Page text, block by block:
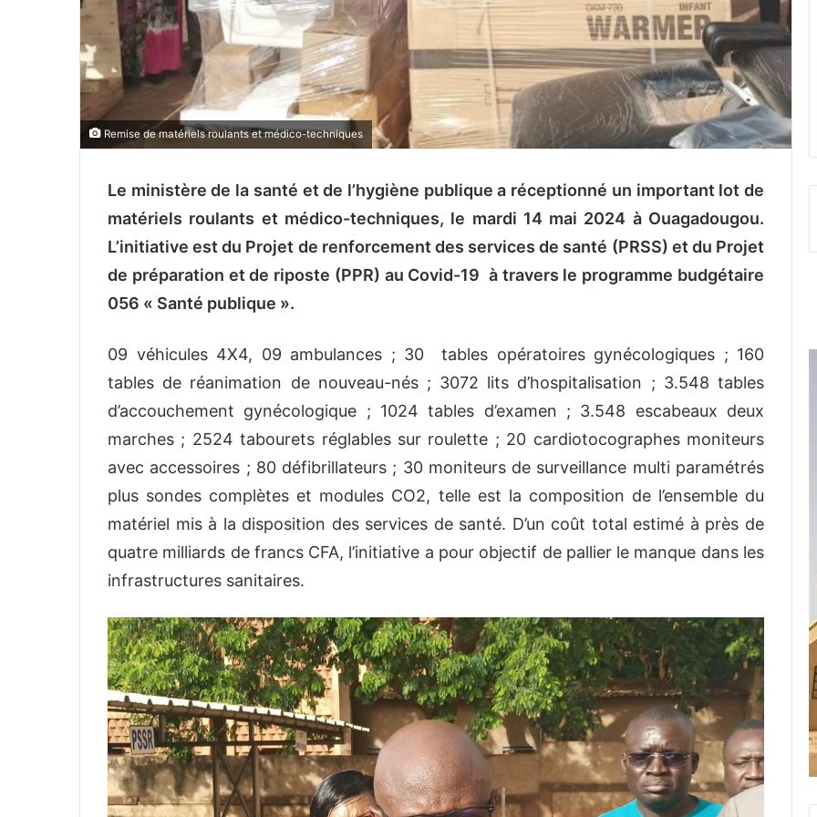
Remise de matériels roulants et médico-techniques
Le ministère de la santé et de l’hygiène publique a réceptionné un important lot de
matériels roulants et médico-techniques, le mardi 14 mai 2024 à Ouagadougou.
L’initiative est du Projet de renforcement des services de santé (PRSS) et du Projet
de préparation et de riposte (PPR) au Covid-19 à travers le programme budgétaire
056 « Santé publique ».
09 véhicules 4X4, 09 ambulances ; 30 tables opératoires gynécologiques ; 160
tables de réanimation de nouveau-nés ; 3072 lits d’hospitalisation ; 3.548 tables
d’accouchement gynécologique ; 1024 tables d’examen ; 3.548 escabeaux deux
marches ; 2524 tabourets réglables sur roulette ; 20 cardiotocographes moniteurs
avec accessoires ; 80 défibrillateurs ; 30 moniteurs de surveillance multi paramétrés
plus sondes complètes et modules CO2, telle est la composition de l’ensemble du
matériel mis à la disposition des services de santé. D’un coût total estimé à près de
quatre milliards de francs CFA, l’initiative a pour objectif de pallier le manque dans les
infrastructures sanitaires.